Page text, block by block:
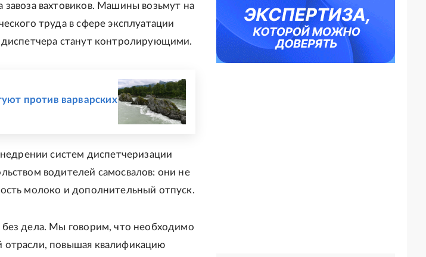
вахтовиков. Машины возьмут на
труда в сфере эксплуатации
станут контролирующими.
против варварских
систем диспетчеризации
водителей самосвалов: они не
молоко и дополнительный отпуск.
дела. Мы говорим, что необходимо
отрасли, повышая квалификацию